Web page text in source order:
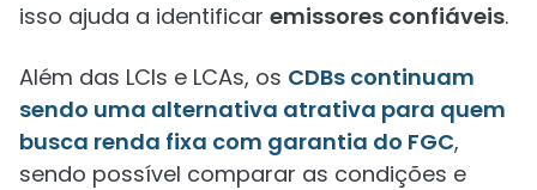
isso ajuda a identificar emissores confiáveis.
Além das LCIs e LCAs, os CDBs continuam
sendo uma alternativa atrativa para quem
busca renda fixa com garantia do FGC,
sendo possível comparar as condições e